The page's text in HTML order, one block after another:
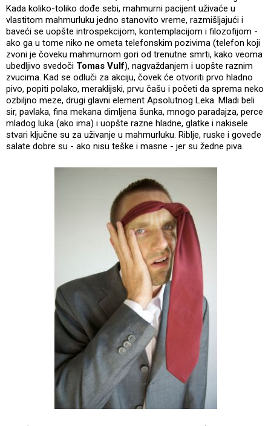
Kada koliko-toliko dođe sebi, mahmurni pacijent uživaće u
vlastitom mahmurluku jedno stanovito vreme, razmišljajući i
baveći se uopšte introspekcijom, kontemplacijom i filozofijom -
ako ga u tome niko ne ometa telefonskim pozivima (telefon koji
zvoni je čoveku mahmurnom gori od trenutne smrti, kako veoma
ubedljivo svedoči Tomas Vulf), nagvaždanjem i uopšte raznim
zvucima. Kad se odluči za akciju, čovek će otvoriti prvo hladno
pivo, popiti polako, meraklijski, prvu čašu i početi da sprema neko
ozbiljno meze, drugi glavni element Apsolutnog Leka. Mladi beli
sir, pavlaka, fina mekana dimljena šunka, mnogo paradajza, perce
mladog luka (ako ima) i uopšte razne hladne, glatke i nakisele
stvari ključne su za uživanje u mahmurluku. Riblje, ruske i goveđe
salate dobre su - ako nisu teške i masne - jer su žedne piva.